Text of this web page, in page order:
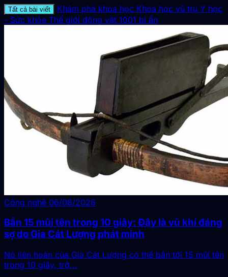
Tất cả bài viết Khám phá khoa học Khoa học vũ trụ Y học
- Sức khỏe Thế giới động vật 1001 bí ẩn
Công nghệ 06/08/2026
Bắn 15 mũi tên trong 10 giây: Đây là vũ khí đáng
sợ do Gia Cát Lượng phát minh
Nỏ liên hoàn của Gia Cát Lượng có thể bắn tới 15 mũi tên
trong 10 giây, trở...